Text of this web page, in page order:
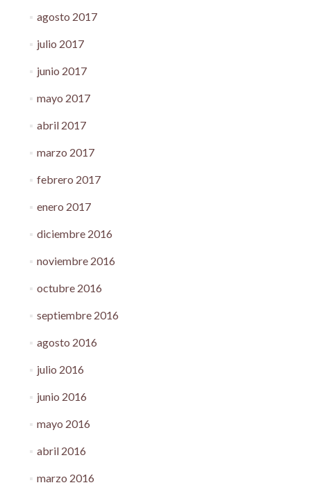
agosto 2017
julio 2017
junio 2017
mayo 2017
abril 2017
marzo 2017
febrero 2017
enero 2017
diciembre 2016
noviembre 2016
octubre 2016
septiembre 2016
agosto 2016
julio 2016
junio 2016
mayo 2016
abril 2016
marzo 2016